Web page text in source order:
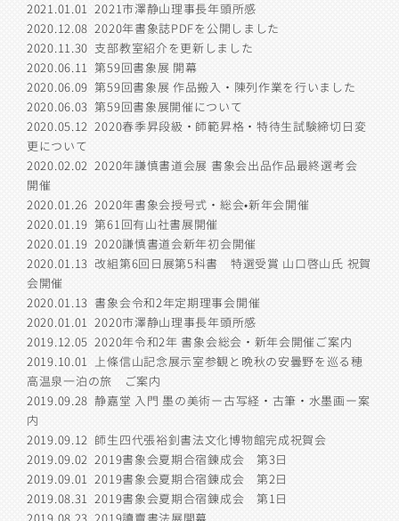
2021.01.012021市澤静山理事長年頭所感
2020.12.082020年書象誌PDFを公開しました
2020.11.30 支部教室紹介を更新しました
2020.06.11第59回書象展 開幕
2020.06.09第59回書象展 作品搬入・陳列作業を行いました
2020.06.03第59回書象展開催について
2020.05.122020春季昇段級・師範昇格・特待生試験締切日変
更について
2020.02.022020年謙慎書道会展 書象会出品作品最終選考会
開催
2020.01.262020年書象会授号式・総会•新年会開催
2020.01.19第61回有山社書展開催
2020.01.192020謙慎書道会新年初会開催
2020.01.13 改組第6回日展第5科書 特選受賞 山口啓山氏 祝賀
会開催
2020.01.13 書象会令和2年定期理事会開催
2020.01.012020市澤静山理事長年頭所感
2019.12.052020年令和2年 書象会総会・新年会開催ご案内
2019.10.01 上條信山記念展示室参観と晩秋の安曇野を巡る穂
高温泉一泊の旅 ご案内
2019.09.28静嘉堂 入門 墨の美術ー古写経・古筆・水墨画ー案
内
2019.09.12 師生四代張裕釗書法文化博物館完成祝賀会
2019.09.022019書象会夏期合宿錬成会 第3日
2019.09.012019書象会夏期合宿錬成会 第2日
2019.08.312019書象会夏期合宿錬成会 第1日